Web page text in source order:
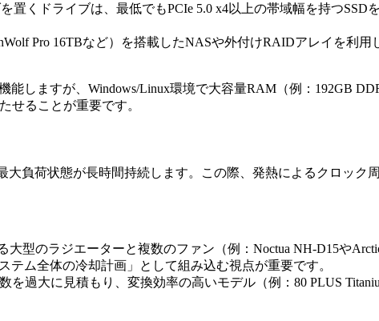
置くドライブは、最低でもPCIe 5.0 x4以上の帯域幅を持つSSD
Pro 16TBなど）を搭載したNASや外付けRAIDアレイを利
しますが、Windows/Linux環境で大容量RAM（例：192GB
せることが重要です。
負荷状態が長時間持続します。この際、発熱によるクロック
型のラジエーターと複数のファン（例：Noctua NH-D15や
ム全体の冷却計画」として組み込む視点が重要です。
を過大に見積もり、変換効率の高いモデル（例：80 PLUS